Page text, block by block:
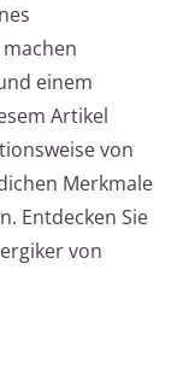
einem
Artikel
von
Merkmale
Entdecken Sie
von